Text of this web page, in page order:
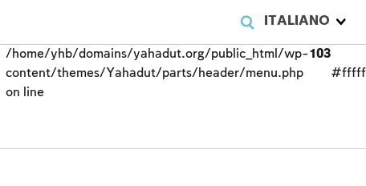
ITALIANO
/home/yhb/domains/yahadut.org/public_html/wp-
content/themes/Yahadut/parts/header/menu.php
on line
103